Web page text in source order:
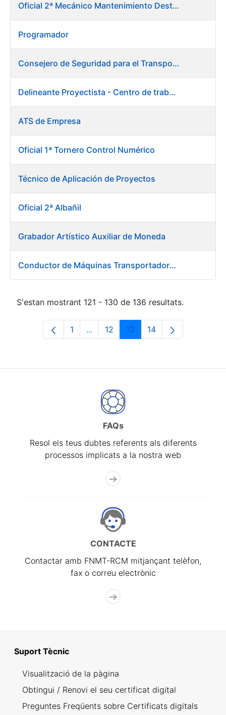
Mostra/Amaga
Oficial 2ª Mecánico Mantenimiento Destacado
Programador
Consejero de Seguridad para el Transporte y Medio Ambiente
Delineante Proyectista - Centro de trabajo de Burgos
ATS de Empresa
Oficial 1ª Tornero Control Numérico
Técnico de Aplicación de Proyectos
Oficial 2ª Albañil
Grabador Artístico Auxiliar de Moneda
Conductor de Máquinas Transportadoras-Elevadoras
S'estan mostrant 121 - 130 de 136 resultats.
Pàgina
1 ...Pàgines intermèdies Utilitzeu TAB
Pàgina
12 Pàgina
13 Pàgina
14
FAQs
Resol els teus dubtes referents als diferents
processos implicats a la nostra web
CONTACTE
Contactar amb FNMT-RCM mitjançant telèfon,
fax o correu electrònic
Suport Tècnic
Visualització de la pàgina
Obtingui / Renovi el seu certificat digital
Preguntes Freqüents sobre Certificats digitals